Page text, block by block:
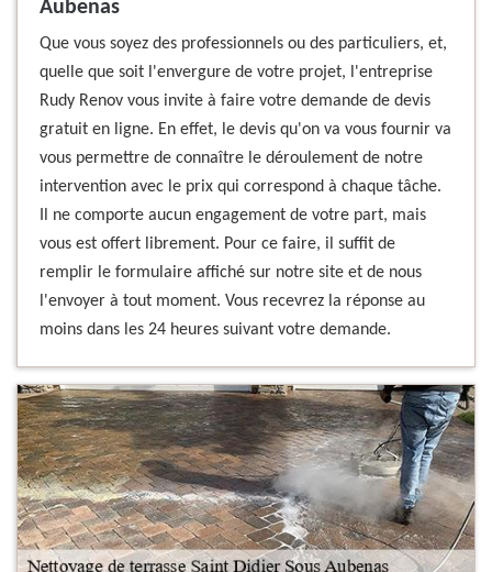
Aubenas
Que vous soyez des professionnels ou des particuliers, et,
quelle que soit l'envergure de votre projet, l'entreprise
Rudy Renov vous invite à faire votre demande de devis
gratuit en ligne. En effet, le devis qu'on va vous fournir va
vous permettre de connaître le déroulement de notre
intervention avec le prix qui correspond à chaque tâche.
Il ne comporte aucun engagement de votre part, mais
vous est offert librement. Pour ce faire, il suffit de
remplir le formulaire affiché sur notre site et de nous
l'envoyer à tout moment. Vous recevrez la réponse au
moins dans les 24 heures suivant votre demande.